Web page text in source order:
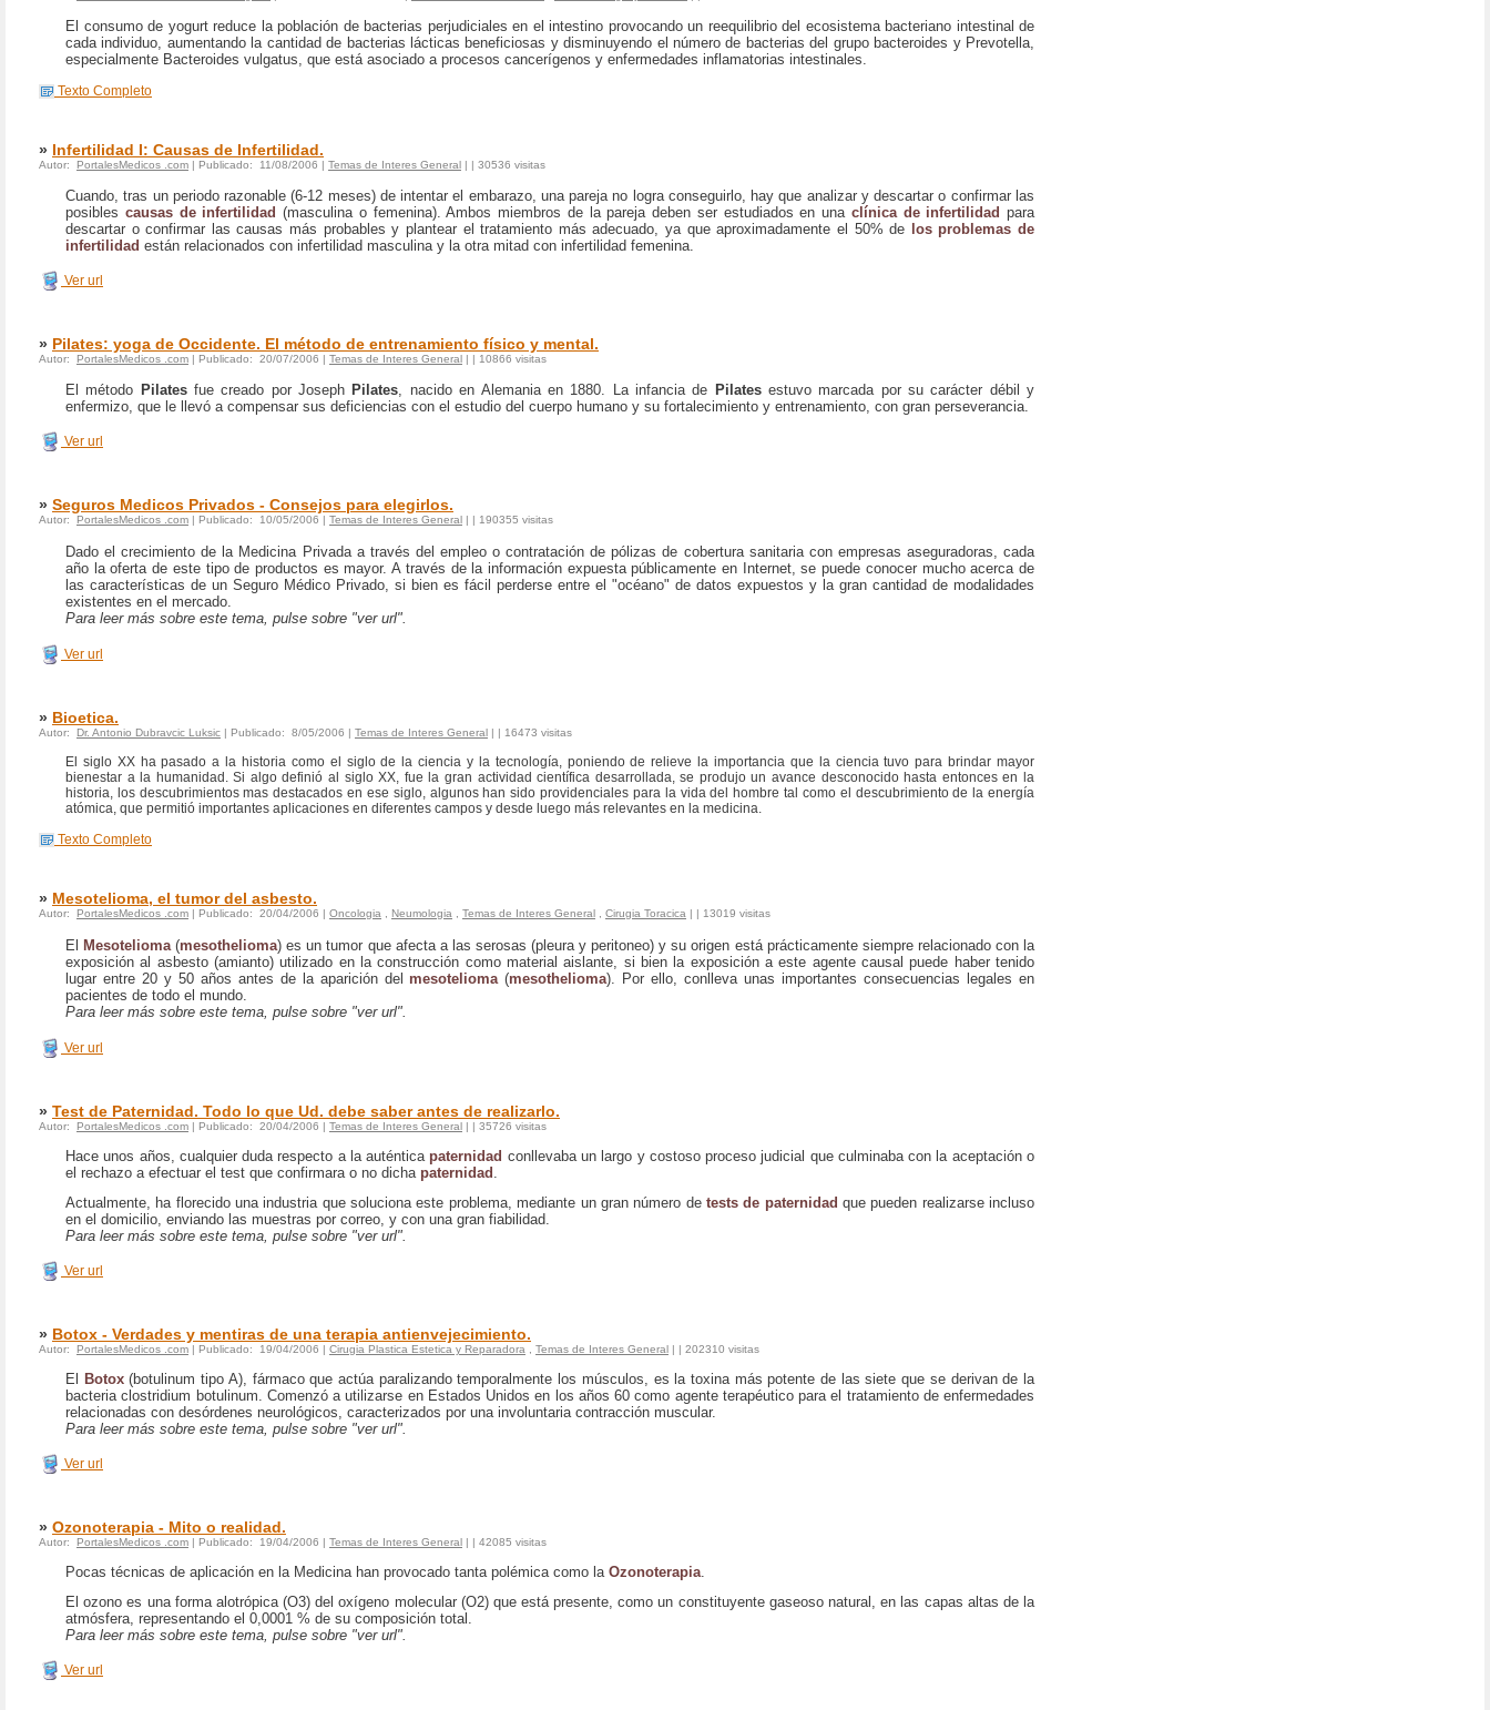
El consumo de yogurt reduce la población de bacterias perjudiciales en el intestino provocando un reequilibrio del ecosistema bacteriano intestinal de
cada individuo, aumentando la cantidad de bacterias lácticas beneficiosas y disminuyendo el número de bacterias del grupo bacteroides y Prevotella,
especialmente Bacteroides vulgatus, que está asociado a procesos cancerígenos y enfermedades inflamatorias intestinales.
Texto Completo
» Infertilidad I: Causas de Infertilidad.
Autor: PortalesMedicos .com | Publicado: 11/08/2006 | Temas de Interes General | | 30536 visitas
Cuando, tras un periodo razonable (6-12 meses) de intentar el embarazo, una pareja no logra conseguirlo, hay que analizar y descartar o confirmar las
posibles causas de infertilidad (masculina o femenina). Ambos miembros de la pareja deben ser estudiados en una clínica de infertilidad para
descartar o confirmar las causas más probables y plantear el tratamiento más adecuado, ya que aproximadamente el 50% de
los problemas de
infertilidad están relacionados con infertilidad masculina y la otra mitad con infertilidad femenina.
Ver url
» Pilates: yoga de Occidente. El método de entrenamiento físico y mental.
Autor: PortalesMedicos .com | Publicado: 20/07/2006 | Temas de Interes General | | 10866 visitas
El método Pilatesfue creado porJoseph Pilates , nacido en Alemania en 1880. La infancia de Pilatesestuvo marcada por su carácter débil y
enfermizo, que le llevó a compensar sus deficiencias con el estudio del cuerpo humano y su fortalecimiento y entrenamiento, con gran perseverancia.
Ver url
» Seguros Medicos Privados - Consejos para elegirlos.
Autor: PortalesMedicos .com | Publicado: 10/05/2006 | Temas de Interes General | | 190355 visitas
Dado el crecimiento de la Medicina Privada a través del empleo o contratación de pólizas de cobertura sanitaria con empresas aseguradoras, cada
año la oferta de este tipo de productos es mayor. A través de la información expuesta públicamente en Internet, se puede conocer mucho acerca de
las características de un Seguro Médico Privado, si bien es fácil perderse entre el "océano" de datos expuestos y la gran cantidad de modalidades
existentes en el mercado.
Para leer más sobre este tema, pulse sobre "ver url".
Ver url
» Bioetica.
Autor: Dr. Antonio Dubravcic Luksic | Publicado: 8/05/2006 | Temas de Interes General | | 16473 visitas
El siglo XX ha pasado a la historia como el siglo de la ciencia y la tecnología, poniendo de relieve la importancia que la ciencia tuvo para brindar mayor
bienestar a la humanidad. Si algo definió al siglo XX, fue la gran actividad científica desarrollada, se produjo un avance desconocido hasta entonces en la
historia, los descubrimientos mas destacados en ese siglo, algunos han sido providenciales para la vida del hombre tal como el descubrimiento de la energía
atómica, que permitió importantes aplicaciones en diferentes campos y desde luego más relevantes en la medicina.
Texto Completo
» Mesotelioma, el tumor del asbesto.
Autor: PortalesMedicos .com | Publicado: 20/04/2006 | Oncologia , Neumologia , Temas de Interes General , Cirugia Toracica | | 13019 visitas
El Mesotelioma(mesothelioma) es un tumor que afecta a las serosas (pleura y peritoneo) y su origen está prácticamente siempre relacionado con la
exposición al asbesto (amianto) utilizado en la construcción como material aislante, si bien la exposición a este agente causal puede haber tenido
lugar entre 20 y 50 años antes de la aparición del mesotelioma(mesothelioma). Por ello, conlleva unas importantes consecuencias legales en
pacientes de todo el mundo.
Para leer más sobre este tema, pulse sobre "ver url".
Ver url
» Test de Paternidad. Todo lo que Ud. debe saber antes de realizarlo.
Autor: PortalesMedicos .com | Publicado: 20/04/2006 | Temas de Interes General | | 35726 visitas
Hace unos años, cualquier duda respecto a la auténtica paternidad conllevaba un largo y costoso proceso judicial que culminaba con la aceptación o
el rechazo a efectuar el test que confirmara o no dicha paternidad .
Actualmente, ha florecido una industria que soluciona este problema, mediante un gran número de tests de paternidad que pueden realizarse incluso
en el domicilio, enviando las muestras por correo, y con una gran fiabilidad.
Para leer más sobre este tema, pulse sobre "ver url".
Ver url
» Botox - Verdades y mentiras de una terapia antienvejecimiento.
Autor: PortalesMedicos .com | Publicado: 19/04/2006 | Cirugia Plastica Estetica y Reparadora , Temas de Interes General | | 202310 visitas
El Botox(botulinum tipo A), fármaco que actúa paralizando temporalmente los músculos, es la toxina más potente de las siete que se derivan de la
bacteria clostridium botulinum. Comenzó a utilizarse en Estados Unidos en los años 60 como agente terapéutico para el tratamiento de enfermedades
relacionadas con desórdenes neurológicos, caracterizados por una involuntaria contracción muscular.
Para leer más sobre este tema, pulse sobre "ver url".
Ver url
» Ozonoterapia - Mito o realidad.
Autor: PortalesMedicos .com | Publicado: 19/04/2006 | Temas de Interes General | | 42085 visitas
Pocas técnicas de aplicación en la Medicina han provocado tanta polémica como la Ozonoterapia.
El ozono es una forma alotrópica (O3) del oxígeno molecular (O2) que está presente, como un constituyente gaseoso natural, en las capas altas de la
atmósfera, representando el 0,0001 % de su composición total.
Para leer más sobre este tema, pulse sobre "ver url".
Ver url